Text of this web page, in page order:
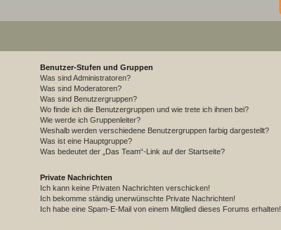
Benutzer-Stufen und Gruppen
Was sind Administratoren?
Was sind Moderatoren?
Was sind Benutzergruppen?
Wo finde ich die Benutzergruppen und wie trete ich ihnen bei?
Wie werde ich Gruppenleiter?
Weshalb werden verschiedene Benutzergruppen farbig dargestellt?
Was ist eine Hauptgruppe?
Was bedeutet der „Das Team“-Link auf der Startseite?
Private Nachrichten
Ich kann keine Privaten Nachrichten verschicken!
Ich bekomme ständig unerwünschte Private Nachrichten!
Ich habe eine Spam-E-Mail von einem Mitglied dieses Forums erhalten!